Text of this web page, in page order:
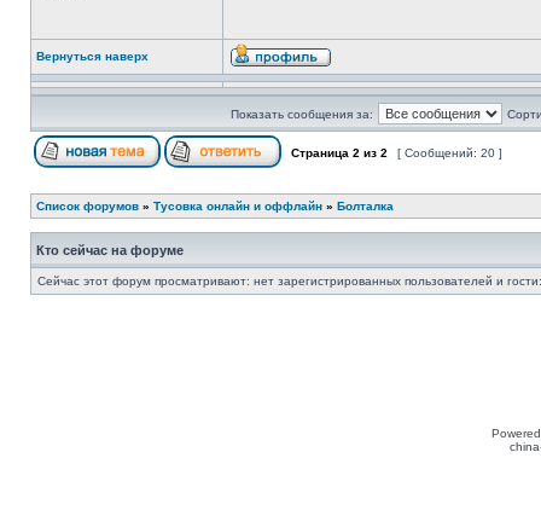
Вернуться наверх
Показать сообщения за:
Страница 2 из 2 [ Сообщений: 20 ]
Список форумов » Тусовка онлайн и оффлайн » Болталка
Кто сейчас на форуме
Сейчас этот форум просматривают: нет зарегистрированных пользователей и